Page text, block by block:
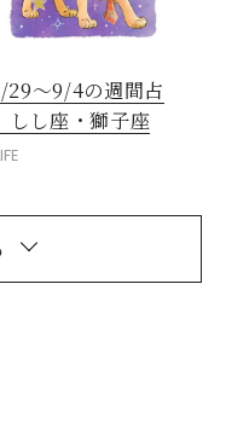
29～9/4の週間占
しし座・獅子座